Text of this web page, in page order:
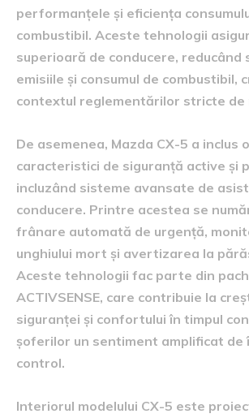
performanțele și eficiența
combustibil. Aceste tehnologii
superioară de conducere, reducând
emisiile și consumul de combustibil,
contextul reglementărilor stricte de
De asemenea, Mazda CX-5 a inclus
caracteristici de siguranță active și
incluzând sisteme avansate de
conducere. Printre acestea se
frânare automată de urgență,
unghiului mort și avertizarea la
Aceste tehnologii fac parte din
ACTIVSENSE, care contribuie la
siguranței și confortului în timpul
șoferilor un sentiment amplificat de
control.
Interiorul modelului CX-5 este